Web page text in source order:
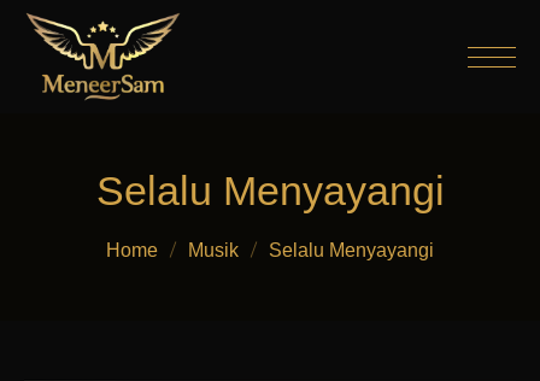
Selalu Menyayangi
Home Musik Selalu Menyayangi